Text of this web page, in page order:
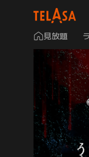
見放題